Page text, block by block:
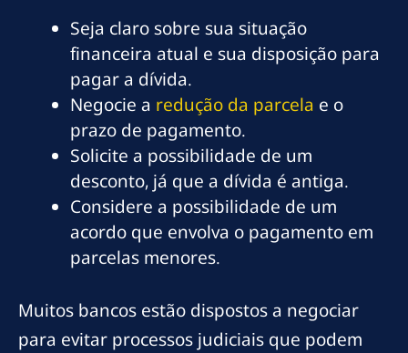
Seja claro sobre sua situação
financeira atual e sua disposição para
pagar a dívida.
Negocie a redução da parcela e o
prazo de pagamento.
Solicite a possibilidade de um
desconto, já que a dívida é antiga.
Considere a possibilidade de um
acordo que envolva o pagamento em
parcelas menores.
Muitos bancos estão dispostos a negociar
para evitar processos judiciais que podem